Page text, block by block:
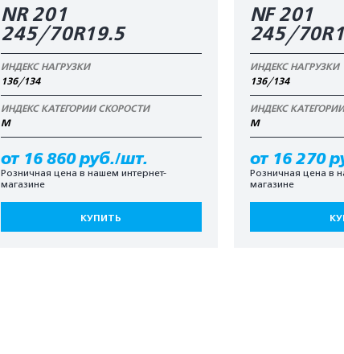
NR 201
245/70R19.5
ИНДЕКС НАГРУЗКИ
136/134
ИНДЕКС КАТЕГОРИИ СКОРОСТИ
M
от 16 860 руб./шт.
Розничная цена в нашем интернет-
магазине
КУПИТЬ
NF 201
245/
ИНДЕКС НАГРУЗКИ
136/134
ИНДЕКС
M
от 16 270
Розничная цена в
магазине